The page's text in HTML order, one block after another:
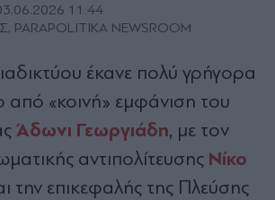
11:44
NEWSROOM
έκανε πολύ γρήγορα
από «κοινή» εμφάνιση του
Άδωνι Γεωργιάδη, με τον
αντιπολίτευσης Νίκο
την επικεφαλής της Πλεύσης